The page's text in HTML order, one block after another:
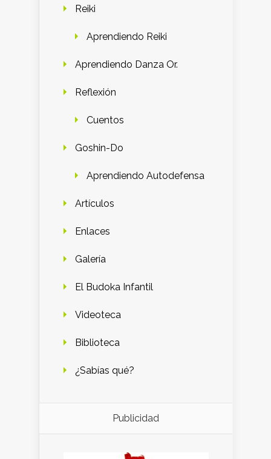
Reiki
Aprendiendo Reiki
Aprendiendo Danza Or.
Reflexión
Cuentos
Goshin-Do
Aprendiendo Autodefensa
Artículos
Enlaces
Galería
El Budoka Infantil
Videoteca
Biblioteca
¿Sabías qué?
Publicidad